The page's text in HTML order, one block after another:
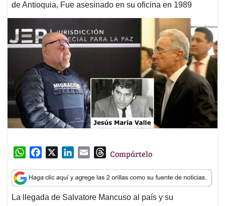
de Antioquia, Fue asesinado en su oficina en 1989
W
a
t
s
c
e
b
n
k
e
a
i
l
T
r
e
a
Compártelo
La llegada de Salvatore Mancuso al país y su